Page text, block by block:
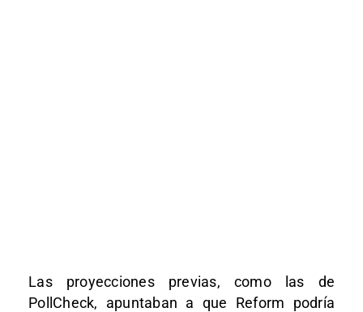
Las proyecciones previas, como las de
PollCheck, apuntaban a que Reform podría